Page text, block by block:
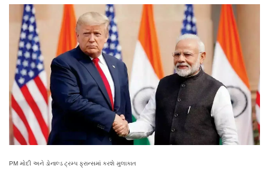
PM મોદી અને ડોનાલ્ડ ટ્રમ્પ ફ્રાન્સમાં કરશે મુલાકાત